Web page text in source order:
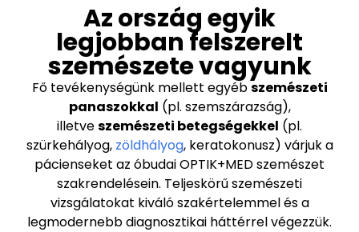
Az ország egyik
legjobban felszerelt
szemészete vagyunk
Fő tevékenységünk mellett egyébszemészeti
panaszokkal (pl. szemszárazság),
illetveszemészeti betegségekkel (pl.
szürkehályog, zöldhályog, keratokonusz) várjuk a
pácienseket az óbudai OPTIK+MED szemészet
szakrendelésein. Teljeskörű szemészeti
vizsgálatokat kiváló szakértelemmel és a
legmodernebb diagnosztikai háttérrel végezzük.